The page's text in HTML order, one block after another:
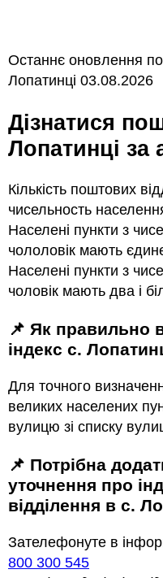
Останнє оновлення
Лопатинці 03.08.2026
Дізнатися поштовий індекс с.
Лопатинці за
Кількість поштових
чисельность
Населені пункти з
чололовік мають
Населені пункти з
чоловік мають два і
📌 Як правильно визначити поштовий
індекс с.
Для точного
великих населених
вулицю зі списку
📌 Потрібна додаткова інформація або
уточнення про
відділення в с.
Зателефонуте в
800 300 545